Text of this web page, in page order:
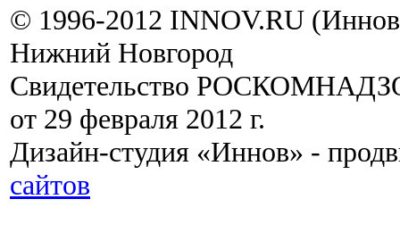
© 1996-2012 INNOV.RU
Нижний Новгород
Свидетельство
от 29 февраля 2012 г.
Дизайн-студия «Иннов» -
сайтов